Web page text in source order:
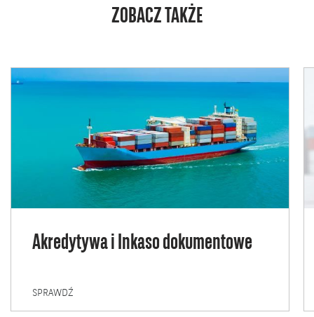
ZOBACZ TAKŻE
Akredytywa i Inkaso dokumentowe
SPRAWDŹ